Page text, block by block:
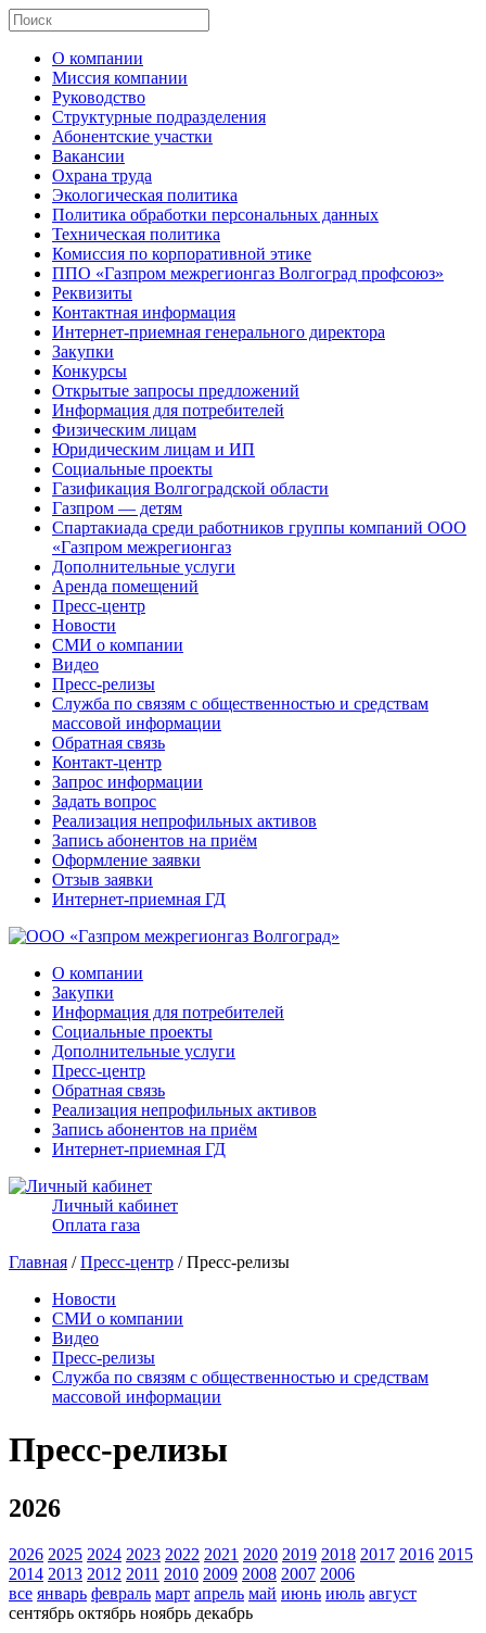
О компании
Миссия компании
Руководство
Структурные подразделения
Абонентские участки
Вакансии
Охрана труда
Экологическая политика
Политика обработки персональных данных
Техническая политика
Комиссия по корпоративной этике
ППО «Газпром межрегионгаз Волгоград профсоюз»
Реквизиты
Контактная информация
Интернет-приемная генерального директора
Закупки
Конкурсы
Открытые запросы предложений
Информация для потребителей
Физическим лицам
Юридическим лицам и ИП
Социальные проекты
Газификация Волгоградской области
Газпром — детям
Спартакиада среди работников группы компаний ООО
«Газпром межрегионгаз
Дополнительные услуги
Аренда помещений
Пресс-центр
Новости
СМИ о компании
Видео
Пресс-релизы
Служба по связям с общественностью и средствам
массовой информации
Обратная связь
Контакт-центр
Запрос информации
Задать вопрос
Реализация непрофильных активов
Запись абонентов на приём
Оформление заявки
Отзыв заявки
Интернет-приемная ГД
О компании
Закупки
Информация для потребителей
Социальные проекты
Дополнительные услуги
Пресс-центр
Обратная связь
Реализация непрофильных активов
Запись абонентов на приём
Интернет-приемная ГД
Личный кабинет
Оплата газа
Главная /Пресс-центр / Пресс-релизы
Новости
СМИ о компании
Видео
Пресс-релизы
Служба по связям с общественностью и средствам
массовой информации
Пресс-релизы
2026
2026 2025 2024 2023 2022 2021 2020 2019 2018 2017 2016 2015
2014 2013 2012 2011 2010 2009 2008 2007 2006
все январь февраль март апрель май июнь июль август
сентябрь октябрь ноябрь декабрь